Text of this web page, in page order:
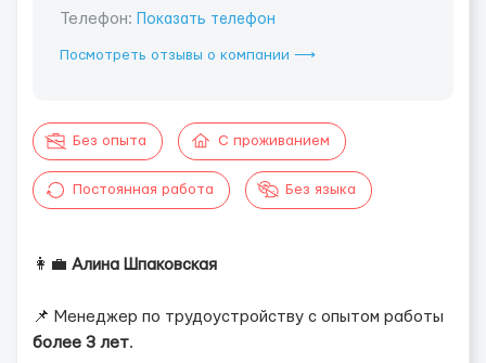
Телефон: Показать телефон
Посмотреть отзывы о компании ⟶
Без опыта С проживанием
Постоянная работа Без языка
👩‍💼 Алина Шпаковская
📌 Менеджер по трудоустройству с опытом работы
более 3 лет.